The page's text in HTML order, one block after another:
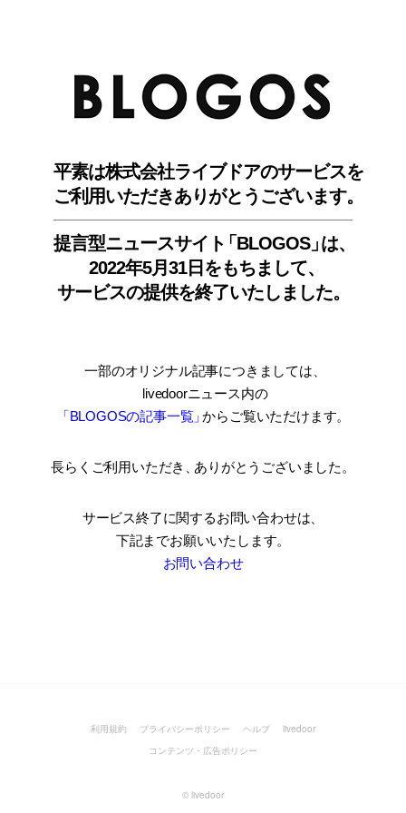
平素は株式会社ライブドアのサービスを
ご利用いただきありがとうございます。
提言型ニュースサイ ト「BLOGOS」は、
2022年5月31日をもちまして、
サービスの提供を終了いたしました。
一部のオリジナル記事につきましては
livedoorニュース内の
「BLOGOSの記事一覧」からご覧いただけます。
長らくご利用いただき ありがとうございました。
サービス終了に関するお問い合わせは、
下記までお願いいたします。
お問い合わせ
利用規約 プライバシーポリシー ヘルプ
livedoor
コンテンツ・広告ポリシー
© livedoor